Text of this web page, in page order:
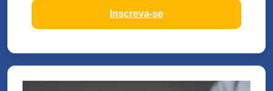
Inscreva-se